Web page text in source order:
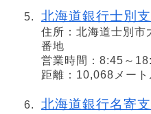
北海道銀行士別
住所：北海道士別市
番地
営業時間：8:45～
距離：10,068メート
北海道銀行名寄